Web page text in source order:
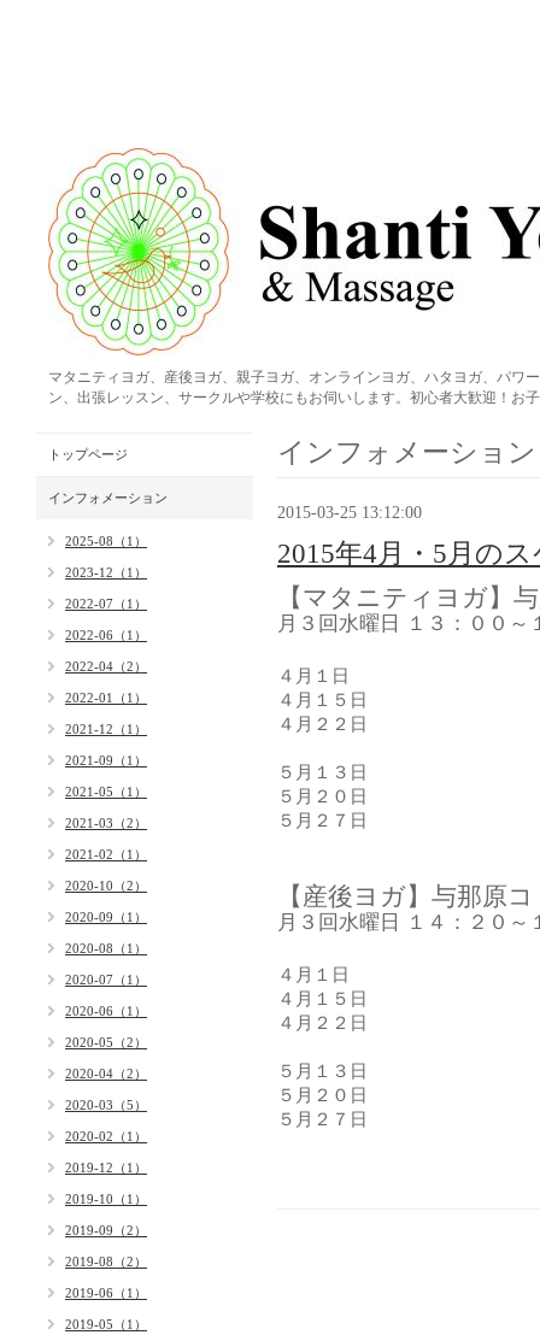
マタニティヨガ、産後ヨガ、親子ヨガ、オンラインヨガ、ハタヨガ、パ
ン、出張レッスン、サークルや学校にもお伺いします。初心者大歓迎！お
インフォメーション
2015-03-25 13:12:00
2015年4月・5月の
【マタニティヨガ】
月３回水曜日 １３：００～
４月１日
４月１５日
４月２２日
５月１３日
５月２０日
５月２７日
【産後ヨガ】与那原
月３回水曜日 １４：２０～
４月１日
４月１５日
４月２２日
５月１３日
５月２０日
５月２７日
トップページ
インフォメーション
2025-08（1）
2023-12（1）
2022-07（1）
2022-06（1）
2022-04（2）
2022-01（1）
2021-12（1）
2021-09（1）
2021-05（1）
2021-03（2）
2021-02（1）
2020-10（2）
2020-09（1）
2020-08（1）
2020-07（1）
2020-06（1）
2020-05（2）
2020-04（2）
2020-03（5）
2020-02（1）
2019-12（1）
2019-10（1）
2019-09（2）
2019-08（2）
2019-06（1）
2019-05（1）